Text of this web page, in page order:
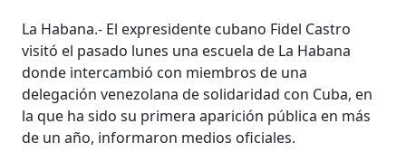
La Habana.- El expresidente cubano Fidel Castro
visitó el pasado lunes una escuela de La Habana
donde intercambió con miembros de una
delegación venezolana de solidaridad con Cuba, en
la que ha sido su primera aparición pública en más
de un año, informaron medios oficiales.